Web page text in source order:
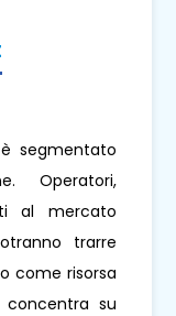
segmentato
Operatori,
al mercato
trarre
come risorsa
concentra su